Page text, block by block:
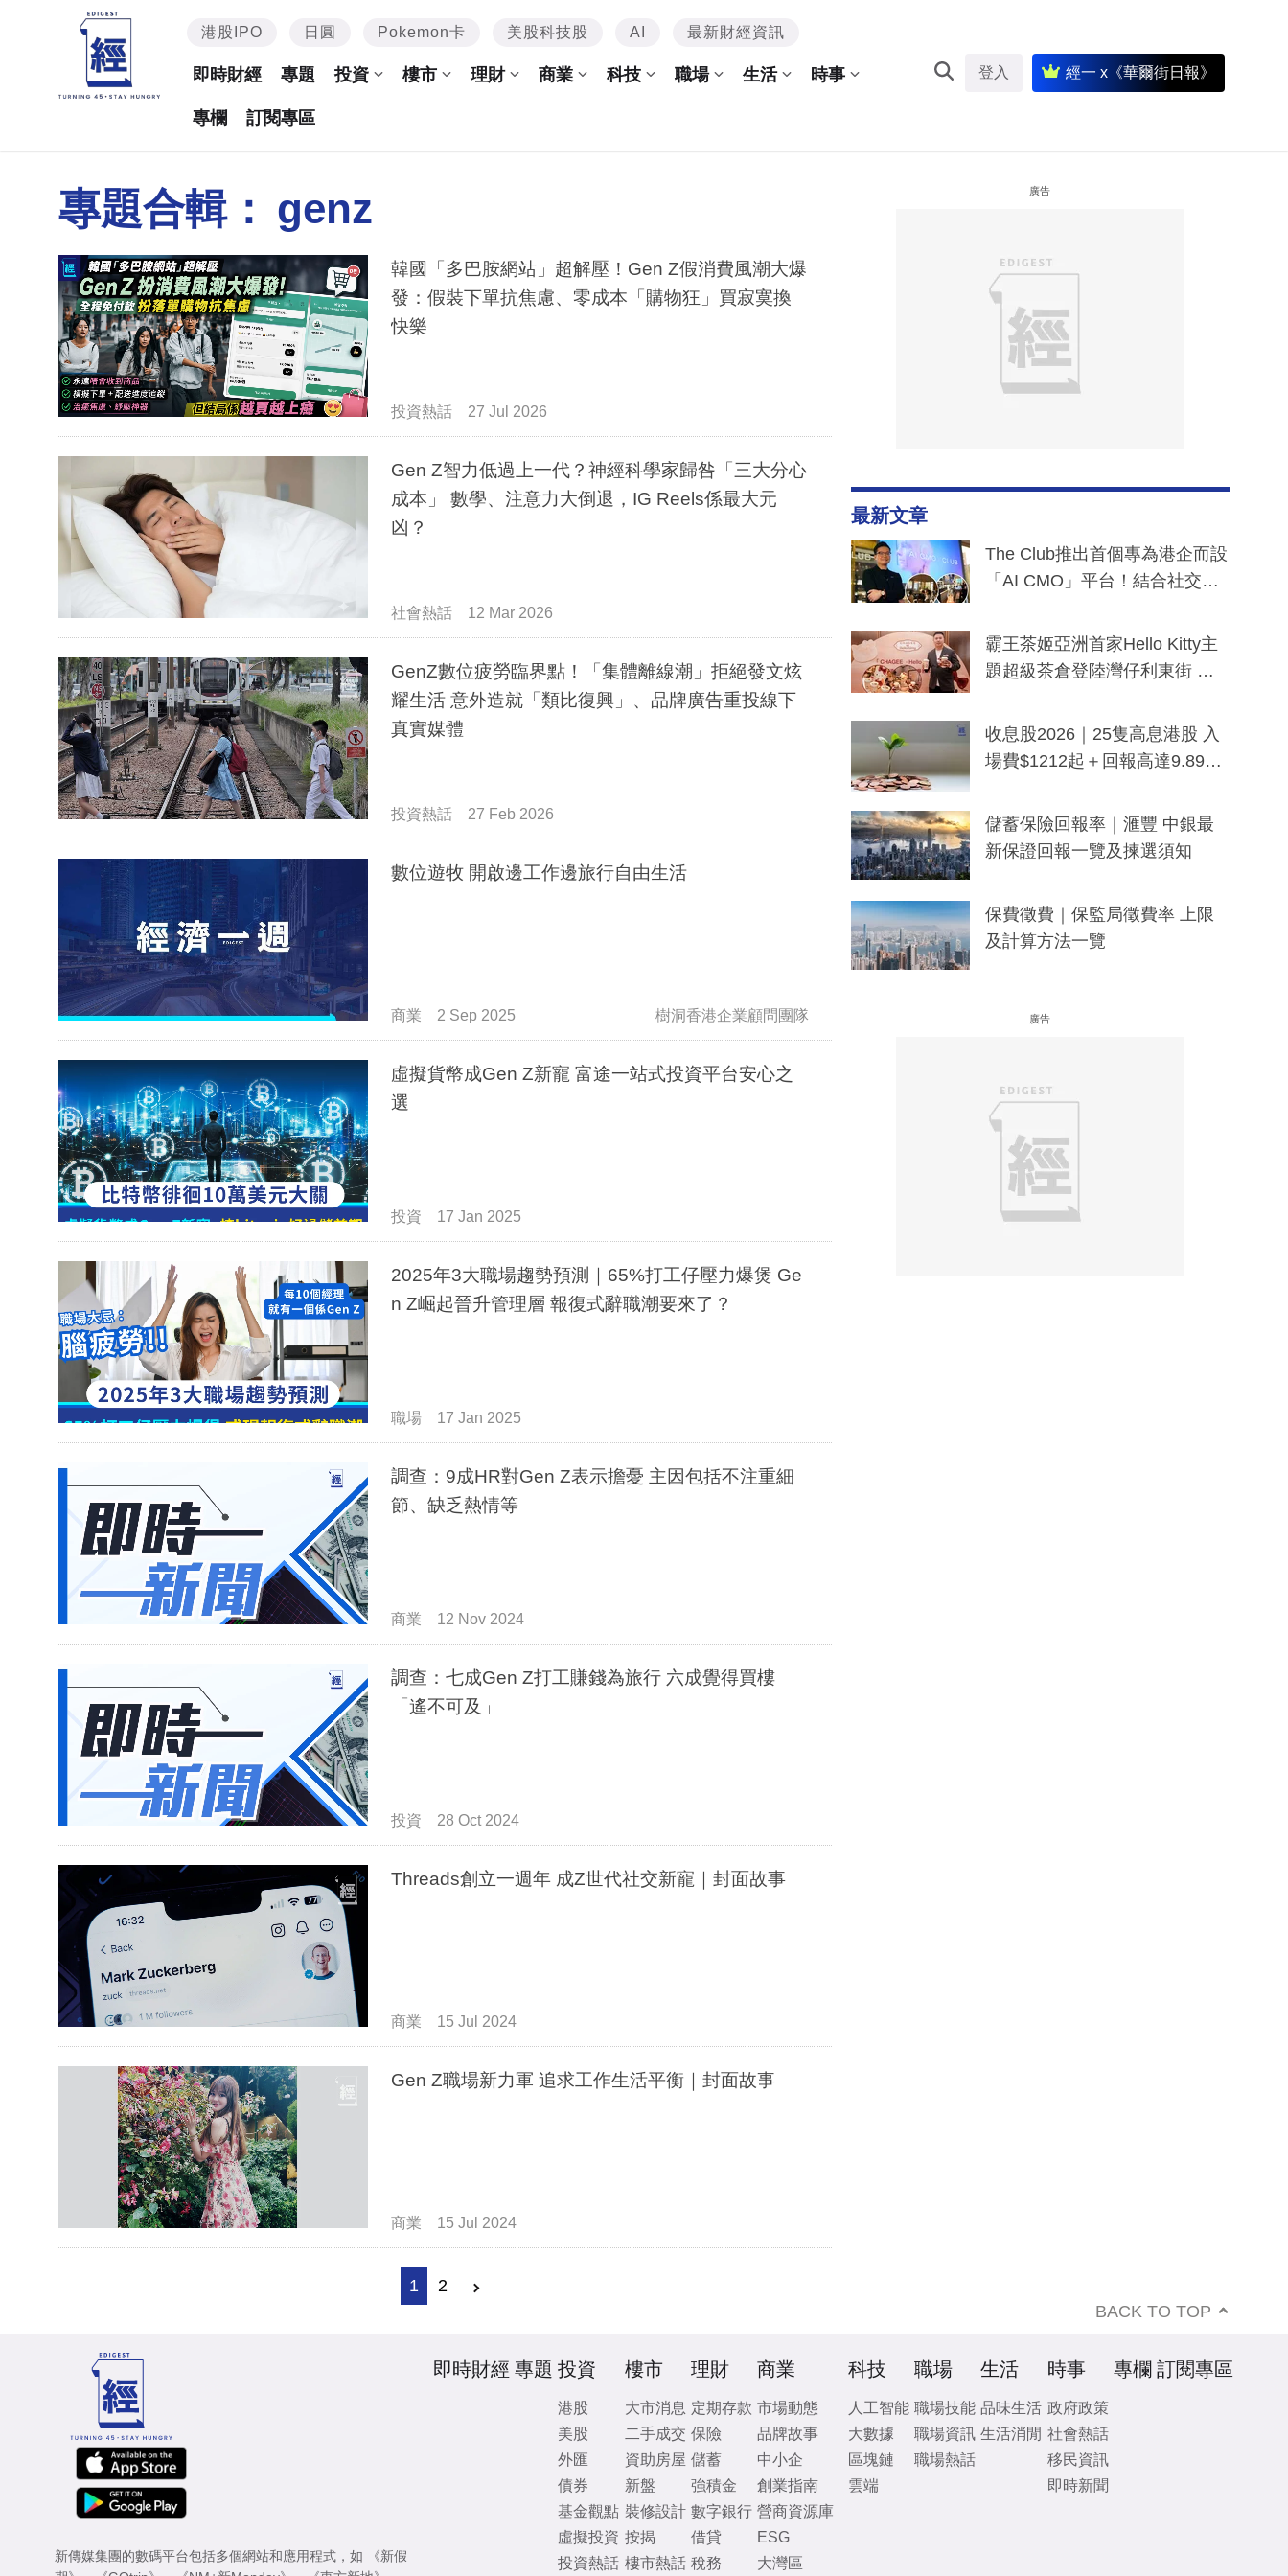
港股IPO 日圓 Pokemon卡 美股科技股 AI 最新財經資訊
即時財經 專題 投資 樓市 理財 商業 科技 職場 生活 時事
專欄 訂閱專區
登入 經一 x《華爾街日報》
專題合輯： genz
韓國「多巴胺網站」超解壓！Gen Z假消費風潮大爆
發：假裝下單抗焦慮、零成本「購物狂」買寂寞換
快樂
投資熱話 27 Jul 2026
Gen Z智力低過上一代？神經科學家歸咎「三大分心
成本」 數學、注意力大倒退，IG Reels係最大元
凶？
社會熱話 12 Mar 2026
GenZ數位疲勞臨界點！「集體離線潮」拒絕發文炫
耀生活 意外造就「類比復興」、品牌廣告重投線下
真實媒體
投資熱話 27 Feb 2026
數位遊牧 開啟邊工作邊旅行自由生活
商業 2 Sep 2025 樹洞香港企業顧問團隊
虛擬貨幣成Gen Z新寵 富途一站式投資平台安心之
選
投資 17 Jan 2025
2025年3大職場趨勢預測｜65%打工仔壓力爆煲 Ge
n Z崛起晉升管理層 報復式辭職潮要來了？
職場 17 Jan 2025
調查：9成HR對Gen Z表示擔憂 主因包括不注重細
節、缺乏熱情等
商業 12 Nov 2024
調查：七成Gen Z打工賺錢為旅行 六成覺得買樓
「遙不可及」
投資 28 Oct 2024
Threads創立一週年 成Z世代社交新寵｜封面故事
商業 15 Jul 2024
Gen Z職場新力軍 追求工作生活平衡｜封面故事
商業 15 Jul 2024
1 2
廣告
最新文章
The Club推出首個專為港企而設
「AI CMO」平台！結合社交聆
分鐘生成「貼地」宣傳短片
霸王茶姬亞洲首家Hello Kitty主
題超級茶倉登陸灣仔利東街 推
y及香港限定特調系列
收息股2026｜25隻高息港股 入
場費$1212起＋回報高達9.89
儲蓄保險回報率｜滙豐 中銀最
新保證回報一覽及揀選須知
保費徵費｜保監局徵費率 上限
及計算方法一覽
廣告
BACK TO TOP
新傳媒集團的數碼平台包括多個網站和應用程式，如
《新假
即時財經 專題 投資
港股
美股
外匯
債券
基金觀點
虛擬投資
投資熱話
樓市
大市消息
二手成交
資助房屋
新盤
裝修設計
按揭
樓市熱話
理財
定期存款
保險
儲蓄
強積金
數字銀行
借貸
稅務
商業
市場動態
品牌故事
中小企
創業指南
營商資源庫
ESG
大灣區
科技
人工智能
大數據
區塊鏈
雲端
職場
職場技能
職場資訊
職場熱話
生活
品味生活
生活消閒
時事
政府政策
社會熱話
移民資訊
即時新聞
專欄 訂閱專區